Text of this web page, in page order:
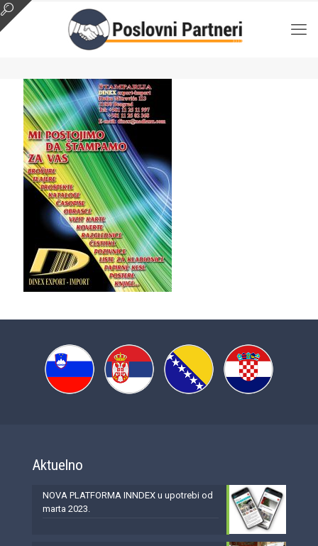
Aktuelno
NOVA PLATFORMA INNDEX u upotrebi od
marta 2023.